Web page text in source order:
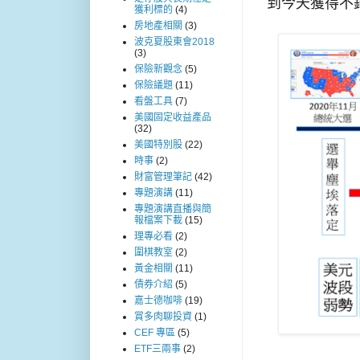
獲利標的 (4)
房地產相關 (3)
波克夏股東會2018
(3)
保險新觀念 (5)
保險議題 (11)
看盤工具 (7)
美國固定收益產品
(32)
美國特別股 (22)
時事 (2)
財富管理筆記 (42)
專題演講 (11)
專題演講直播與簡
報檔案下載 (15)
理專必看 (2)
圍棋教室 (2)
黃金相關 (11)
債券介紹 (5)
嘉士德咖啡 (19)
賞多肉聊投資 (1)
CEF 專區 (5)
ETF三兩事 (2)